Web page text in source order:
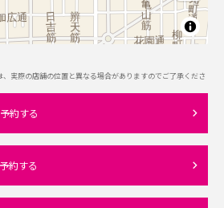
実際の店舗の位置と異なる場合がありますのでご了承くださ
約する
約する